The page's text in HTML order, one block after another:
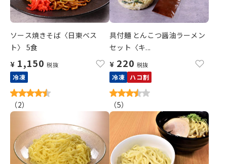
ソース焼きそば〈日東ベス
ト〉 5食
¥ 1,150 税抜
冷凍
（2）
具付麺 とんこつ醤油ラーメン
セット〈キ...
¥ 220 税抜
冷凍 ハコ割
（5）